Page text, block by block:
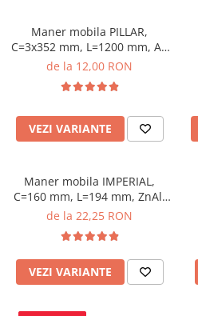
Maner mobila PILLAR,
C=3x352 mm, L=1200 mm, Al,
negru mat
de la 12,00 RON
VEZI VARIANTE
Maner mobila IMPERIAL,
C=160 mm, L=194 mm, ZnAl,
brushed gold
de la 22,25 RON
VEZI VARIANTE